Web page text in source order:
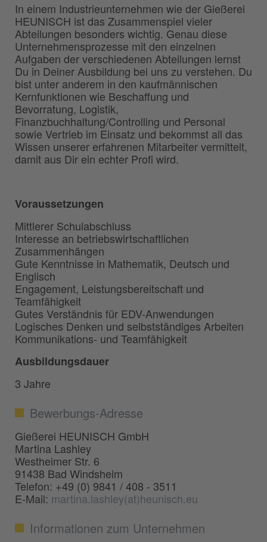
In einem Industrieunternehmen wie der Gießerei
HEUNISCH ist das Zusammenspiel vieler
Abteilungen besonders wichtig. Genau diese
Unternehmensprozesse mit den einzelnen
Aufgaben der verschiedenen Abteilungen lernst
Du in Deiner Ausbildung bei uns zu verstehen. Du
bist unter anderem in den kaufmännischen
Kernfunktionen wie Beschaffung und
Bevorratung, Logistik,
Finanzbuchhaltung/Controlling und Personal
sowie Vertrieb im Einsatz und bekommst all das
Wissen unserer erfahrenen Mitarbeiter vermittelt,
damit aus Dir ein echter Profi wird.
Voraussetzungen
Mittlerer Schulabschluss
Interesse an betriebswirtschaftlichen
Zusammenhängen
Gute Kenntnisse in Mathematik, Deutsch und
Englisch
Engagement, Leistungsbereitschaft und
Teamfähigkeit
Gutes Verständnis für EDV-Anwendungen
Logisches Denken und selbstständiges Arbeiten
Kommunikations- und Teamfähigkeit
Ausbildungsdauer
3 Jahre
Bewerbungs-Adresse
Gießerei HEUNISCH GmbH
Martina Lashley
Westheimer Str. 6
91438 Bad Windsheim
Telefon: +49 (0) 9841 / 408 - 3511
E-Mail: martina.lashley(at)heunisch.eu
Informationen zum Unternehmen